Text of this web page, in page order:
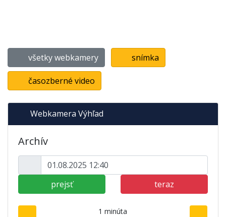
všetky webkamery snímka
časozberné video
Webkamera Výhľad
Archív
prejsť teraz
1 minúta